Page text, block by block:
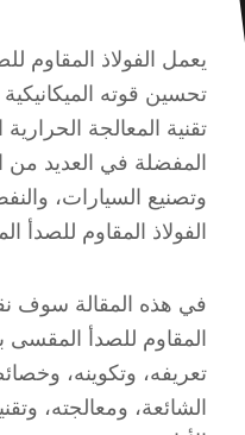
يعمل الفولاذ المقاوم
تحسين قوته
تقنية المعالجة
المفضلة في العديد من
وتصنيع السيارات،
الفولاذ المقاوم
في هذه المقالة سوف
المقاوم للصدأ المقسى
تعريفه، وتكوينه،
الشائعة، ومعالجته،